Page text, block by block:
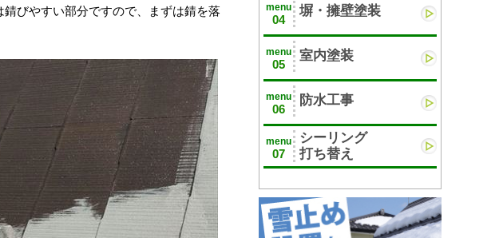
びやすい部分ですので、まずは錆を落
menu
04
塀・擁壁塗装
menu
05
室内塗装
menu
06
防水工事
menu
07
シーリング
打ち替え